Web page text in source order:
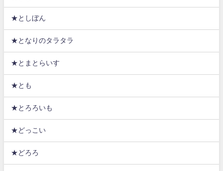
★としぼん
★となりのタラタラ
★とまとらいす
★とも
★とろろいも
★どっこい
★どろろ